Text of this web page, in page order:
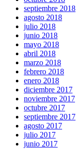
septiembre 2018
agosto 2018
julio 2018
junio 2018
mayo 2018
abril 2018
marzo 2018
febrero 2018
enero 2018
diciembre 2017
noviembre 2017
octubre 2017
septiembre 2017
agosto 2017
julio 2017
junio 2017